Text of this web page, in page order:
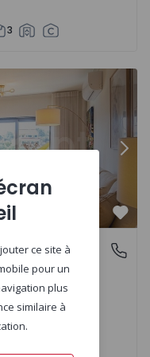
3
- 1549147 - 28
ce site à
pour un
plus
similaire à